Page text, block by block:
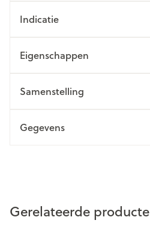
Indicatie
Eigenschappen
Samenstelling
Gegevens
Gerelateerde